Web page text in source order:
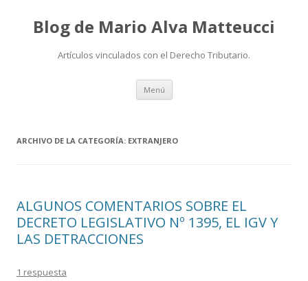
Blog de Mario Alva Matteucci
Artículos vinculados con el Derecho Tributario.
Menú Ir
contenido
ARCHIVO DE LA CATEGORÍA: EXTRANJERO
ALGUNOS COMENTARIOS SOBRE EL
DECRETO LEGISLATIVO Nº 1395, EL IGV Y
LAS DETRACCIONES
1 respuesta